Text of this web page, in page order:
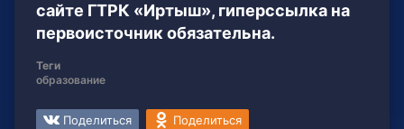
сайте ГТРК «Иртыш», гиперссылка на
первоисточник обязательна.
Теги
образование
Поделиться Поделиться